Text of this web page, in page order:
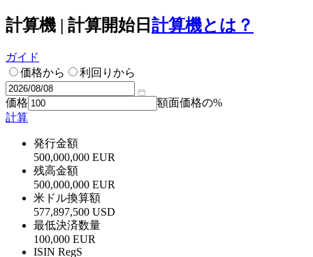
計算機 | 計算開始日 計算機とは？
ガイド
価格から
利回りから
価格
額面価格の%
計算
発行金額
500,000,000 EUR
残高金額
500,000,000 EUR
米ドル換算額
577,897,500 USD
最低決済数量
100,000 EUR
ISIN RegS